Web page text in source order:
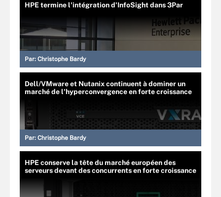
HPE termine l'intégration d'InfoSight dans 3Par
Par: Christophe Bardy
Dell/VMware et Nutanix continuent à dominer un
marché de l'hyperconvergence en forte croissance
Par: Christophe Bardy
HPE conserve la tête du marché européen des
serveurs devant des concurrents en forte croissance